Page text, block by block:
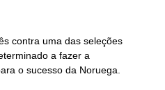
contra uma das seleções
a fazer a
o sucesso da Noruega.